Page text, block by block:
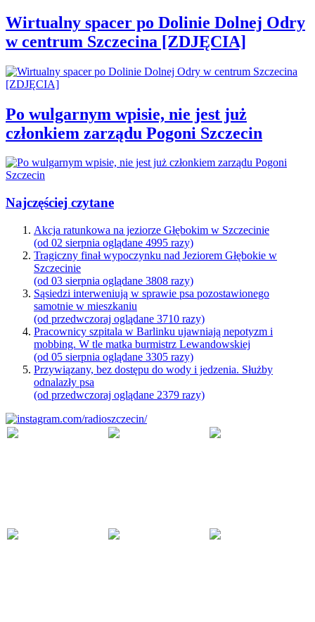
Wirtualny spacer po Dolinie Dolnej Odry
w centrum Szczecina [ZDJĘCIA]
Po wulgarnym wpisie, nie jest już
członkiem zarządu Pogoni Szczecin
Najczęściej czytane
Akcja ratunkowa na jeziorze Głębokim w Szczecinie
(od 02 sierpnia oglądane 4995 razy)
Tragiczny finał wypoczynku nad Jeziorem Głębokie w
Szczecinie
(od 03 sierpnia oglądane 3808 razy)
Sąsiedzi interweniują w sprawie psa pozostawionego
samotnie w mieszkaniu
(od przedwczoraj oglądane 3710 razy)
Pracownicy szpitala w Barlinku ujawniają nepotyzm i
mobbing. W tle matka burmistrz Lewandowskiej
(od 05 sierpnia oglądane 3305 razy)
Przywiązany, bez dostępu do wody i jedzenia. Służby
odnalazły psa
(od przedwczoraj oglądane 2379 razy)